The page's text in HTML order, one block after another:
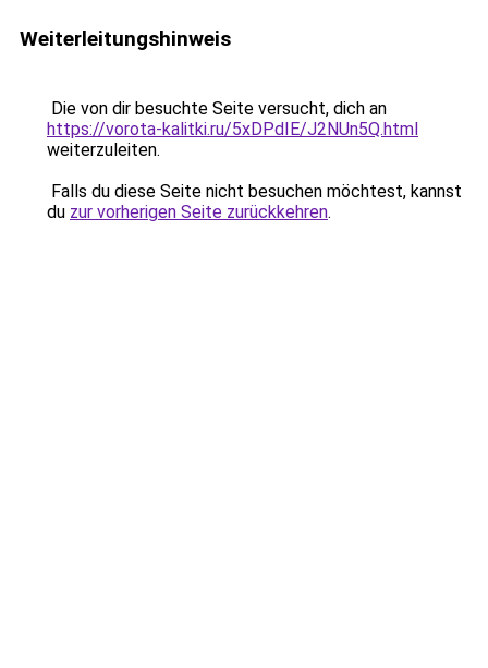
Weiterleitungshinweis
Die von dir besuchte Seite versucht, dich an
https://vorota-kalitki.ru/5xDPdIE/J2NUn5Q.html
weiterzuleiten.
Falls du diese Seite nicht besuchen möchtest, kannst
du zur vorherigen Seite zurückkehren.